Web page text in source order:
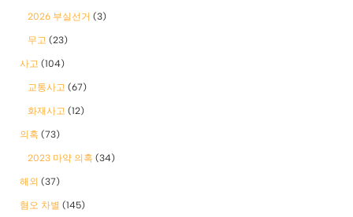
2026 부실선거 (3)
무고 (23)
사고 (104)
교통사고 (67)
화재사고 (12)
의혹 (73)
2023 마약 의혹 (34)
해외 (37)
혐오 차별 (145)